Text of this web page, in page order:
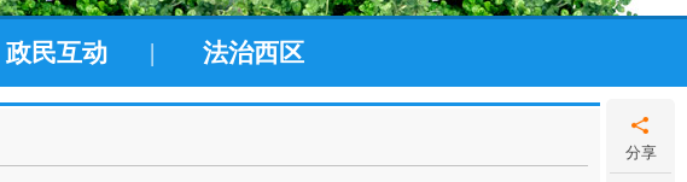
政民互动 | 法治西区
分享